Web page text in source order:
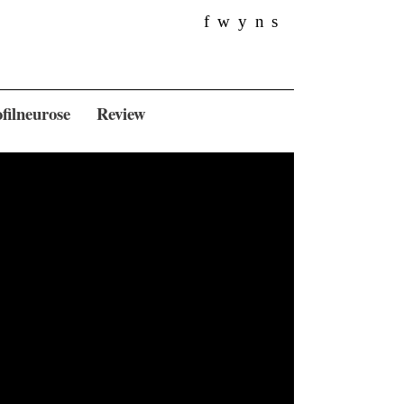
f w y n s
Review